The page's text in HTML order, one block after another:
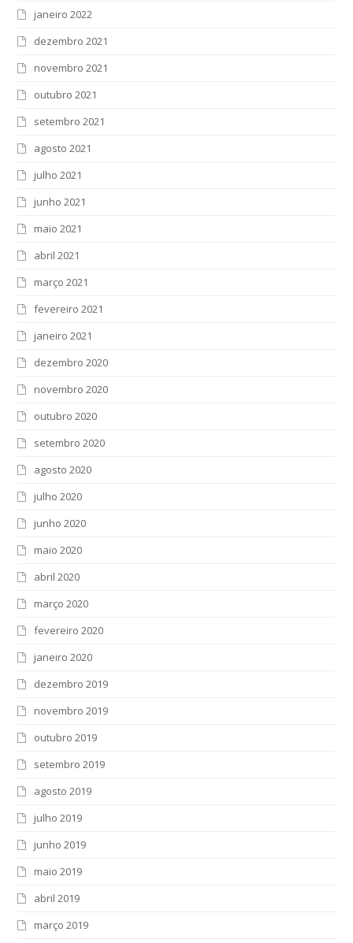
janeiro 2022
dezembro 2021
novembro 2021
outubro 2021
setembro 2021
agosto 2021
julho 2021
junho 2021
maio 2021
abril 2021
março 2021
fevereiro 2021
janeiro 2021
dezembro 2020
novembro 2020
outubro 2020
setembro 2020
agosto 2020
julho 2020
junho 2020
maio 2020
abril 2020
março 2020
fevereiro 2020
janeiro 2020
dezembro 2019
novembro 2019
outubro 2019
setembro 2019
agosto 2019
julho 2019
junho 2019
maio 2019
abril 2019
março 2019